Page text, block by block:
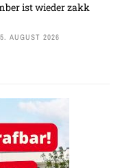
ist wieder zakk
5. AUGUST 2026